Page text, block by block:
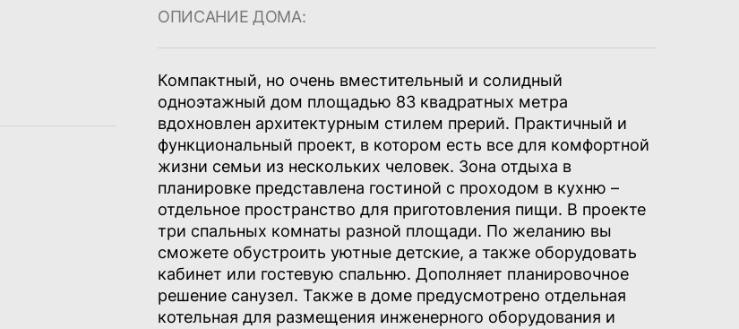
ОПИСАНИЕ ДОМА:
Компактный, но очень вместительный и солидный
одноэтажный дом площадью 83 квадратных метра
вдохновлен архитектурным стилем прерий. Практичный и
функциональный проект, в котором есть все для комфортной
жизни семьи из нескольких человек. Зона отдыха в
планировке представлена гостиной с проходом в кухню –
отдельное пространство для приготовления пищи. В проекте
три спальных комнаты разной площади. По желанию вы
сможете обустроить уютные детские, а также оборудовать
кабинет или гостевую спальню. Дополняет планировочное
решение санузел. Также в доме предусмотрено отдельная
котельная для размещения инженерного оборудования и